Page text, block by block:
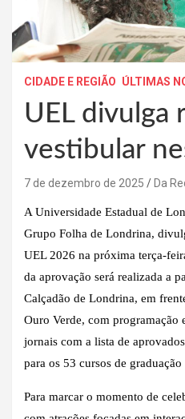
CIDADE E REGIÃO ÚLTIMAS
UEL divulga
vestibular
7 de dezembro de 2025 Da
A Universidade Estadual de
Grupo Folha de Londrina,
UEL 2026 na próxima terça-
da aprovação será realizada a
Calçadão de Londrina, em
Ouro Verde, com programação
jornais com a lista de
para os 53 cursos de
Para marcar o momento de